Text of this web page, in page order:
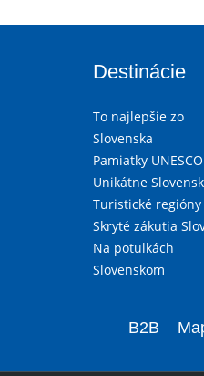
Destinácie
To najlepšie zo
Slovenska
Pamiatky UNESCO
Unikátne
Turistické regióny
Skryté zákutia
Na potulkách
Slovenskom
B2B